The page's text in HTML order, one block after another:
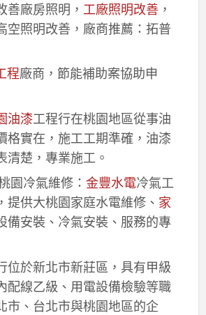
善廠房照明， 工廠照明改善，
空照明改善，廠商推薦：拓普
程廠商，節能補助案協助申
油漆工程行在桃園地區從事油
格實在，施工工期準確，油漆
清楚，專業施工。
園冷氣維修： 金豐水電冷氣工
提供大桃園家庭水電維修、 家
備安裝、冷氣安裝、服務的專
位於新北市新莊區，具有甲級
配線乙級、用電設備檢驗等職
市、台北市與桃園地區的企